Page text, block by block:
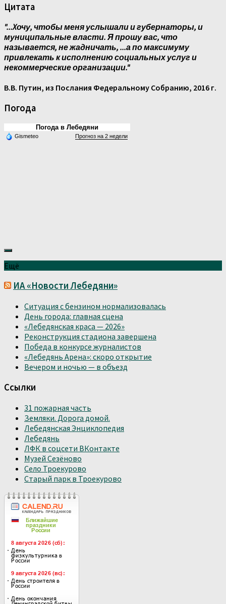
Цитата
"...Xочу, чтобы меня услышали и губернаторы, и
муниципальные власти. Я прошу вас, что
называется, не жадничать, ...а по максимуму
привлекать к исполнению социальных услуг и
некоммерческие организации."
В.В. Путин, из Послания Федеральному Собранию, 2016 г.
Погода
Погода в Лебедяни
Gismeteo Прогноз на 2 недели
Ещё
ИА «Новости Лебедяни»
Ситуация с бензином нормализовалась
День города: главная сцена
«Лебедянская краса — 2026»
Реконструкция стадиона завершена
Победа в конкурсе журналистов
«Лебедянь Арена»: скоро открытие
Вечером и ночью — в объезд
Ссылки
31 пожарная часть
Земляки. Дорога домой.
Лебедянская Энциклопедия
Лебедянь
ЛФК в соцсети ВКонтакте
Музей Сезёново
Село Троекурово
Старый парк в Троекурово